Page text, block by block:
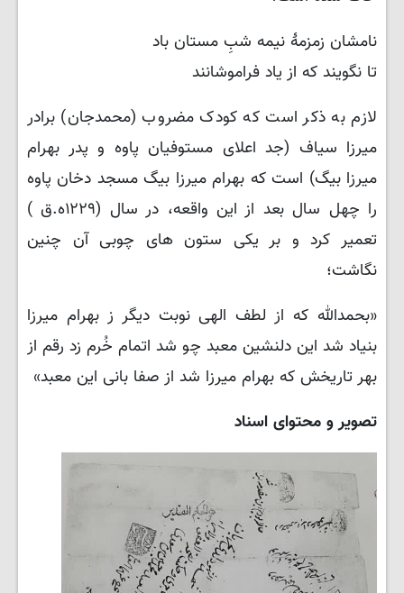
نامشان زمزمهٔ نیمه شبِ مستان باد
تا نگویند که از یاد فراموشانند
لازم به ذکر است که کودک مضروب (محمدجان) برادر
میرزا سیاف (جد اعلای مستوفیان پاوه و پدر بهرام
میرزا بیگ) است که بهرام میرزا بیگ مسجد دخان پاوه
را چهل سال بعد از این واقعه، در سال (۱۲۲۹ه.ق )
تعمیر کرد و بر یکی ستون های چوبی آن چنین
نگاشت؛
«بحمدالله که از لطف الهی نوبت دیگر ز بهرام میرزا
بنیاد شد این دلنشین معبد چو شد اتمام خُرم زد رقم از
بهر تاریخش که بهرام میرزا شد از صفا بانی این معبد»
تصویر و محتوای اسناد